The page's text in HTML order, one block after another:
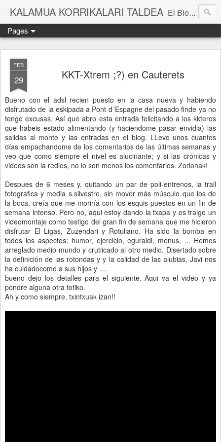
KALAMUA KORRIKALARI TALDEA El Blog de una cuadrilla de "frikis" que quedan para correr por el monte. Si quieres experimentar nuevas sensaciones acompañad@ de buena gente o simplemente probar eso de correr por el monte solo tienes que apuntarte a una de nuestras kedadas. Eibarko Korrikalari Friki talde bat gara.Menditik korrika egitea zer den probatu nahi baduzu gure "kedadetako" batera etorri. Blog honetan gure abentura eta bizipenak kontatzen ditugu, baina dena ez sinestu...
Pages
FEB
29 KKT-Xtrem ;?) en Cauterets
Bueno con el adsl recien puesto en la casa nueva y habiendo
disfrutado de la eskipada a Pont d´Espagne del pasado finde ya no
tengo excusas. Así que abro esta entrada felicitando a los kkteros
que habeis estado alimentando (y haciendome pasar envidia) las
salidas al monte y las entradas en el blog. LLevo unos cuantos
días empachandome de los comentarios de las últimas semanas y
veo que como siempre el nivel es alucinante; y si las crónicas y
videos son la redios, no lo son menos los comentarios. Zorionak!
Despues de 6 meses y, quitando un par de poli-entrenos, la trail
fotografica y media s.silvestre, sin mover más músculo que los de
la boca, creía que me moriría con los esquis puestos en un fin de
semana intenso. Pero no, aqui estoy dando la txapa y os traigo un
videomontaje como testigo del gran fin de semana que me hicieron
disfrutar El Ligas, Zuzendari y Rotuliano. Ha sido la bomba en
todos los aspectos; humor, ejercicio, eguraldi, menus, ... Hemos
arreglado medio mundo y crutiicado al otro medio. Disertado sobre
la definición de las rotondas y y la calidad de las alubias, Javi nos
ha cuidadocomo a sus hijos y ....
bueno dejo los detalles para el siguiente. Aqui va el video y ya
pondre alguna otra fotiko.
Ah y como siempre, txintxuak izan!!